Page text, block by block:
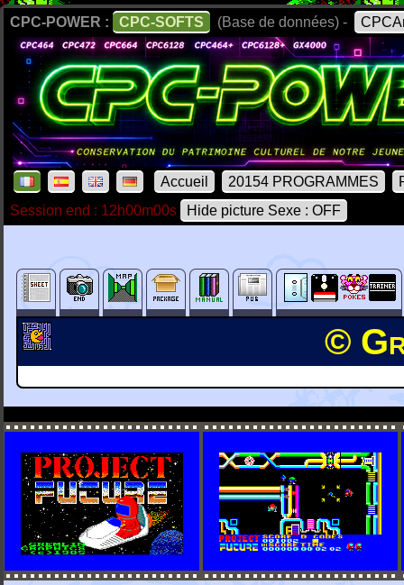
CPC-POWER : CPC-SOFTS (Base de données) -
Accueil 20154 PROGRAMMES
Session end : 12h00m00s
Hide picture Sexe : OFF
©